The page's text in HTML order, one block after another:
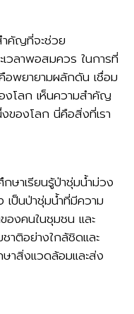
คัญที่จะช่วย
เวลาพอสมควร ในการที่
อพยายามผลักดัน เชื่อม
องโลก เห็นความสำคัญ
ของโลก นี่คือสิ่งที่เรา
ษาเรียนรู้ป่าชุ่มน้ำม่วง
ป็นป่าชุ่มน้ำที่มีความ
งคนในชุมชน และ
าติอย่างใกล้ชิดและ
าสิ่งแวดล้อมและส่ง